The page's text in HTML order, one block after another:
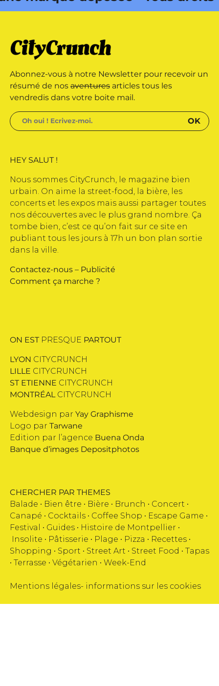
déposée • Tous droits
par Buena Onda Web •
Abonnez-vous à notre Newsletter pour recevoir un
résumé de nos aventures articles tous les
vendredis dans votre boite mail.
HEY SALUT !
Nous sommes CityCrunch, le magazine bien
urbain. On aime la street-food, la bière, les
concerts et les expos mais aussi partager toutes
nos découvertes avec le plus grand nombre. Ça
tombe bien, c’est ce qu’on fait sur ce site en
publiant tous les jours à 17h un bon plan sortie
dans la ville.
Contactez-nous – Publicité
Comment ça marche ?
ON EST PRESQUE PARTOUT
LYON CITYCRUNCH
LILLE CITYCRUNCH
ST ETIENNE CITYCRUNCH
MONTRÉALCITYCRUNCH
Webdesign par Yay Graphisme
Logo par Tarwane
Edition par l’agence Buena Onda
Banque d’images Depositphotos
CHERCHER PAR THEMES
Balade • Bien être • Bière • Brunch • Concert •
Canapé • Cocktails • Coffee Shop • Escape Game •
Festival
• Guides • Histoire de Montpellier •
Insolite • Pâtisserie • Plage • Pizza • Recettes •
Shopping • Sport • Street Art • Street Food • Tapas
• Terrasse • Végétarien • Week-End
Mentions légales- informations sur les cookies